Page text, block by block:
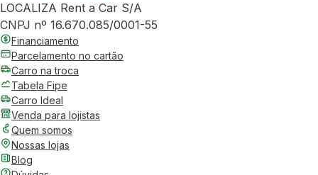
LOCALIZA Rent a Car S/A
CNPJ nº 16.670.085/0001-55
Financiamento
Parcelamento no cartão
Carro na troca
Tabela Fipe
Carro Ideal
Venda para lojistas
Quem somos
Nossas lojas
Blog